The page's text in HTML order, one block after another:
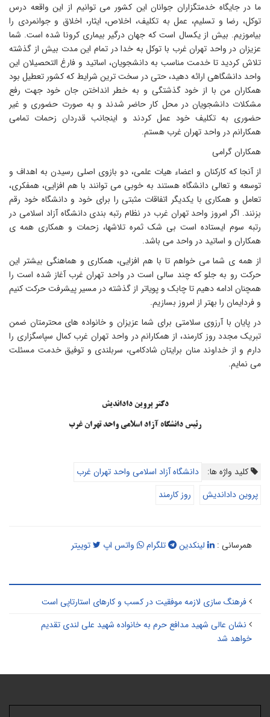
در جایگاه خدمتگزاران جوانان این کشور می توانیم از این واقعه درس
رضا و تسلیم، عمل به تکلیف، اخلاص، ایثار، اخلاق و جوانمردی را
بیش از یکسال است که جهان درگیر بیماری کرونا شده است. شما
در واحد تهران غرب با توکل به خدا در تمام این مدت بیش از گذشته
کردید تا خدمت مناسب به دانشجویان، اساتید و فارغ التحصیلان این
دانشگاهی ارائه دهید، حتی در سخت ترین شرایط که کشور تعطیل بود
من با از خود گذشتگی و به خطر انداختن جان خود جهت رفع
دانشجویان در محل کار حاضر شدند و به صورت حضوری و غیر
به تکلیف خود عمل کردند و اینجانب قدردان زحمات تمامی
در واحد تهران غرب هستم.
گرامی
آنجا که کارکنان و اعضاء هیات علمی، دو بازوی اصلی رسیدن به اهداف و
و تعالی دانشگاه هستند به خوبی می توانند با هم افزایی، همفکری،
و همکاری با یکدیگر اتفاقات مثبتی را برای خود و دانشگاه خود رقم
اگر امروز واحد تهران غرب در نظام رتبه بندی دانشگاه آزاد اسلامی در
سوم ایستاده است بی شک ثمره تلاشها، زحمات و همکاری همه ی
و اساتید در واحد می باشد.
همه ی شما می خواهم تا با هم افزایی، همکاری و هماهنگی بیشتر این
رو به جلو که چند سالی است در واحد تهران غرب آغاز شده است را
ادامه دهیم تا چابک و پویاتر از گذشته در مسیر پیشرفت حرکت کنیم
فردایمان را بهتر از امروز بسازیم.
پایان با آرزوی سلامتی برای شما عزیزان و خانواده های محترمتان ضمن
مجدد روز کارمند، از همکارانم در واحد تهران غرب کمال سپاسگزاری را
و از خداوند منان برایتان شادکامی، سربلندی و توفیق خدمت مسئلت
نمایم.
دکتر پروین داداندیش
رئیس دانشگاه آزاد اسلامی واحد تهران غرب
کلید واژه ها:
دانشگاه آزاد اسلامی واحد تهران غرب
پروین داداندیش
روز کارمند
همرسانی : لینکدین تلگرام واتس اپ توییتر
فرهنگ سازی لازمه موفقیت در کسب و کارهای استارتاپی است
نشان عالی شهید مدافع حرم به خانواده شهید علی لندی تقدیم
خواهد شد